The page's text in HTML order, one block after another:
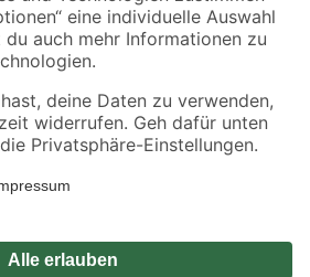
MwSt.. Die dargestellten Angebote sind unter
Die angegebenen Verfügbarkeiten beziehen
gilt nicht für Artikel mit Speditionsversand, hier
Impressum